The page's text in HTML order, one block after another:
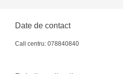
Ștefan cel Mare, 110
et2
Date de contact
Call centru: 078840840